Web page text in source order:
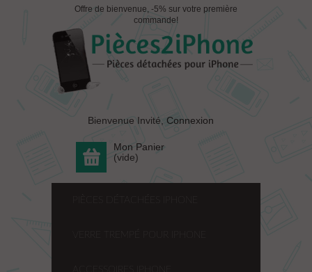
Offre de bienvenue, -5% sur votre première
commande!
Bienvenue Invité, Connexion
Mon Panier
(vide)